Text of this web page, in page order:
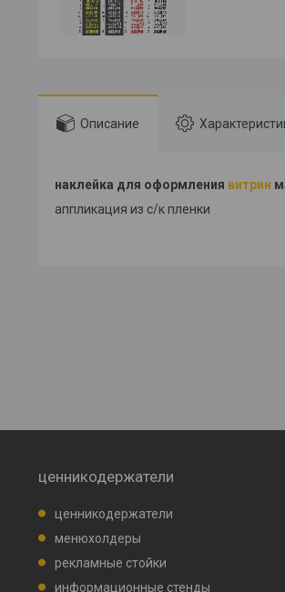
Описание
наклейка для оформления витрин
аппликация из с/к пленки
ценникодержатели
ценникодержатели
менюхолдеры
рекламные стойки
информационные стенды